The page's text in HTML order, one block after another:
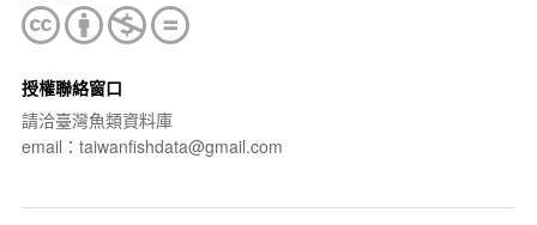
授權聯絡窗口
請洽臺灣魚類資料庫
email：taiwanfishdata@gmail.com